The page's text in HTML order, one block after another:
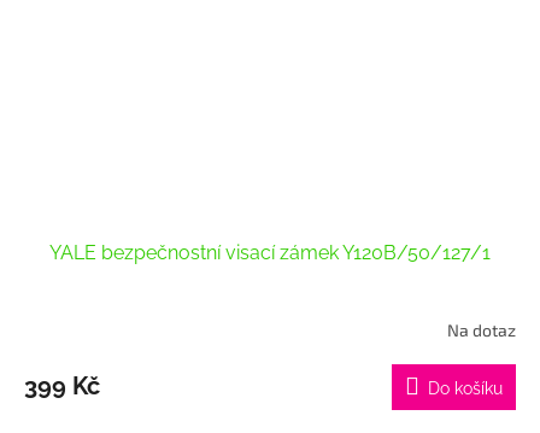
YALE bezpečnostní visací zámek Y120B/50/127/1
produktu
je
Na dotaz
399 Kč Do košíku